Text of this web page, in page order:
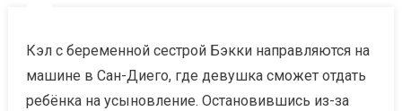
Кэл с беременной сестрой Бэкки направляются на
машине в Сан-Диего, где девушка сможет отдать
ребёнка на усыновление. Остановившись из-за